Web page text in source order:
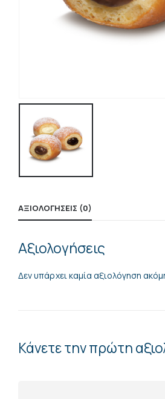
ΑΞΙΟΛΟΓΉΣΕΙΣ (0)
Αξιολογήσεις
Δεν υπάρχει καμία αξιολόγηση
Κάνετε την πρώτη